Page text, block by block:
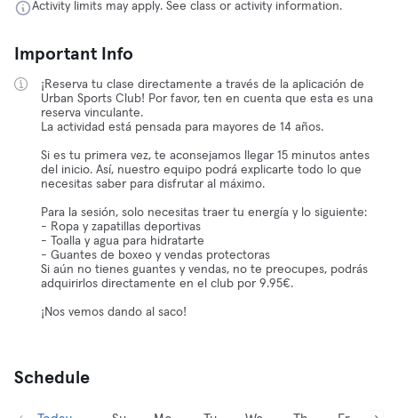
Activity limits may apply. See class or activity information.
Important Info
¡Reserva tu clase directamente a través de la aplicación de
Urban Sports Club! Por favor, ten en cuenta que esta es una
reserva vinculante.
La actividad está pensada para mayores de 14 años.
Si es tu primera vez, te aconsejamos llegar 15 minutos antes
del inicio. Así, nuestro equipo podrá explicarte todo lo que
necesitas saber para disfrutar al máximo.
Para la sesión, solo necesitas traer tu energía y lo siguiente:
- Ropa y zapatillas deportivas
- Toalla y agua para hidratarte
- Guantes de boxeo y vendas protectoras
Si aún no tienes guantes y vendas, no te preocupes, podrás
adquirirlos directamente en el club por 9.95€.
¡Nos vemos dando al saco!
Schedule